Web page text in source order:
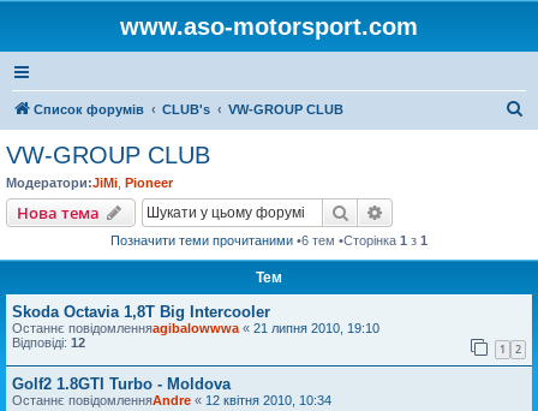
www.aso-motorsport.com
Список форумів CLUB's VW-GROUP CLUB
VW-GROUP CLUB
Модератори:JiMi Pioneer
Нова тема Пошук
Позначити теми прочитаними •6 тем •Сторінка 1 з 1
Тем
Skoda Octavia 1,8T Big Intercooler
Останнє повідомленняagibalowwwa « 21 липня 2010, 19:10
Відповіді: 12 1 2
Golf2 1.8GTI Turbo - Moldova
Останнє повідомленняAndre « 12 квітня 2010, 10:34